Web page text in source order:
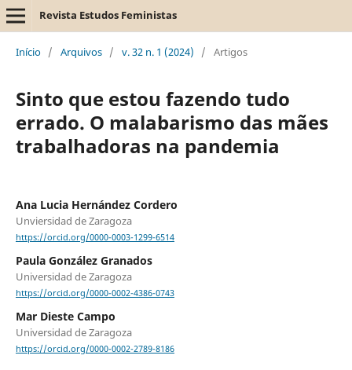
Revista Estudos Feministas
Início / Arquivos / v. 32 n. 1 (2024) / Artigos
Sinto que estou fazendo tudo
errado. O malabarismo das mães
trabalhadoras na pandemia
Ana Lucia Hernández Cordero
Unviersidad de Zaragoza
https://orcid.org/0000-0003-1299-6514
Paula González Granados
Universidad de Zaragoza
https://orcid.org/0000-0002-4386-0743
Mar Dieste Campo
Universidad de Zaragoza
https://orcid.org/0000-0002-2789-8186